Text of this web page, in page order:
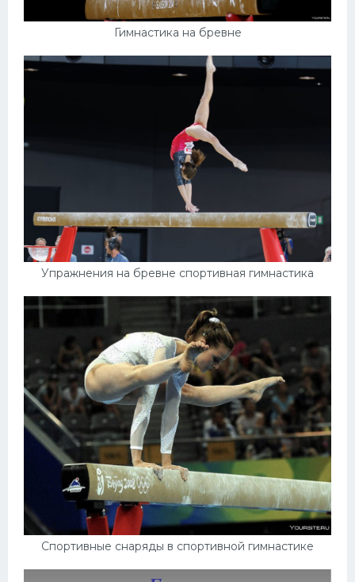
Гимнастика на бревне
Упражнения на бревне спортивная гимнастика
Спортивные снаряды в спортивной гимнастике
Хоккей
Тренажеры